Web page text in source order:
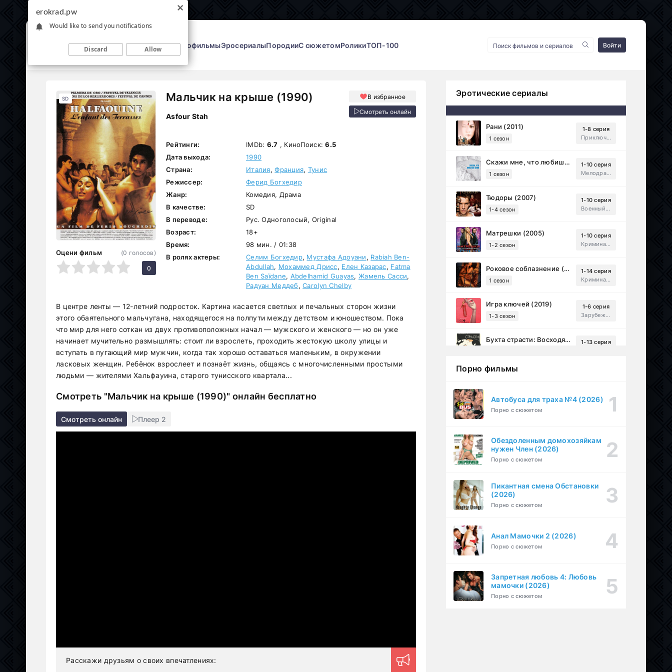
ЭрофильмыЭросериалыПородииС сюжетомРоликиТОП-100 Войти
Мальчик на крыше (1990)
Asfour Stah
В избранное
Смотреть онлайн
SD
Оцени фильм
5
(0 голосов)
0
Рейтинги: IMDb: 6.7 , КиноПоиск:6.5
Дата выхода:
1990
Страна:
Италия,Франция, Тунис
Режиссер:
Ферид Богхедир
Жанр:
Комедия, Драма
В качестве:
SD
В переводе:
Рус. Одноголосый, Original
Возраст:
18+
Время:
98 мин. / 01:38
В ролях актеры:
Селим Богхедир, Мустафа Адоуани, Rabiah Ben-
Abdullah, Мохаммед Дрисс, Елен Казарас, Fatma
Ben Saïdane, Abdelhamid Guayas, Жамель Сасси,
Радуан Меддеб,Carolyn Chelby
В центре ленты — 12-летний подросток. Картина касается светлых и печальных сторон жизни
этого обаятельного мальчугана, находящегося на полпути между детством и юношеством. Пока
что мир для него соткан из двух противоположных начал — мужского и женского — но он уже
начинает мучительно размышлять: стоит ли взрослеть, проходить жестокую школу улицы и
вступать в пугающий мир мужчин, когда так хорошо оставаться маленьким, в окружении
ласковых женщин. Ребёнок взрослеет и познаёт жизнь, общаясь с многочисленными простыми
людьми — жителями Хальфауина, старого тунисского квартала...
Смотреть "Мальчик на крыше (1990)" онлайн бесплатно
Смотреть онлайн Плеер 2
Расскажи друзьям о своих впечатлениях:
Эротические сериалы
Рани (2011)
1 сезон
1-8 серия
Приключения, Зарубежный, Мелодрама
Скажи мне, что любишь меня (2007)
1 сезон
1-10 серия
Мелодрама, Драма
Тюдоры (2007)
1-4 сезон
1-10 серия
Военный, Исторический, Зарубежный, Мелодрама, Драма
Матрешки (2005)
1-2 сезон
1-10 серия
Криминал, Драма
Роковое соблазнение (2023)
1 сезон
1-14 серия
Криминал, Мистический, Триллер, Драма
Игра ключей (2019)
1-3 сезон
1-6 серия
Зарубежный, Мелодрама, Драма
Бухта страсти: Восходящие звезды (2000)
1-13 серия
Эйфория (2019)
Бисексуалка (2018)
Сутенёры (2023)
1 сезон
1-6 серия
Порно фильмы
Автобуса для траха №4 (2026)
Порно с сюжетом
Обездоленным домохозяйкам
нужен Член (2026)
Порно с сюжетом
Пикантная смена Обстановки
(2026)
Порно с сюжетом
Анал Мамочки 2 (2026)
Порно с сюжетом
Запретная любовь 4: Любовь
мамочки (2026)
Порно с сюжетом
erokrad.pw
Would like to send you notifications
Discard Allow